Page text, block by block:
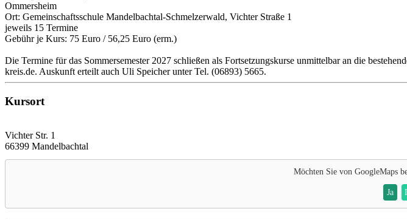
Ommersheim
Ort: Gemeinschaftsschule Mandelbachtal-Schmelzerwald, Vichter Straße 1
jeweils 15 Termine
Gebühr je Kurs: 75 Euro / 56,25 Euro (erm.)
Die Termine für das Sommersemester 2027 schließen als Fortsetzungskurse unmittelbar an die
kreis.de. Auskunft erteilt auch Uli Speicher unter Tel. (06893) 5665.
Kursort
Vichter Str. 1
66399 Mandelbachtal
Möchten Sie von GoogleMaps
Ja